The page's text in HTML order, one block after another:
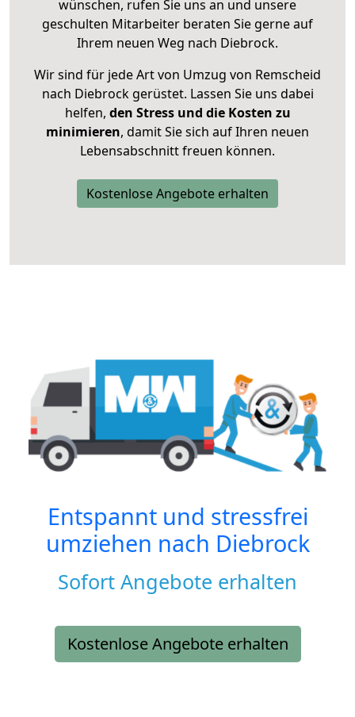
wünschen, rufen Sie uns an und unsere
geschulten Mitarbeiter beraten Sie gerne auf
Ihrem neuen Weg nach Diebrock.
Wir sind für jede Art von Umzug von Remscheid
nach Diebrock gerüstet. Lassen Sie uns dabei
helfen, den Stress und die Kosten zu
minimieren, damit Sie sich auf Ihren neuen
Lebensabschnitt freuen können.
Kostenlose Angebote erhalten
Entspannt und stressfrei
umziehen nach Diebrock
Sofort Angebote erhalten
Kostenlose Angebote erhalten